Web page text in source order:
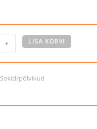
+ LISA KORVI
Sokid/põlvikud